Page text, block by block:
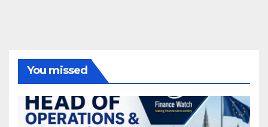
You missed